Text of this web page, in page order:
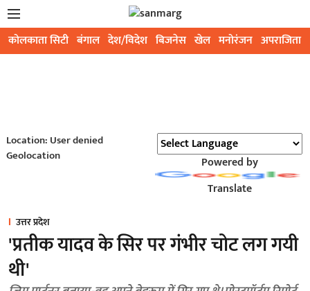
कोलकाता सिटी बंगाल देश/विदेश बिजनेस खेल मनोरंजन अपराजिता
Location: User denied
Geolocation
Powered by
Translate
उत्तर प्रदेश
'प्रतीक यादव के सिर पर गंभीर चोट लग गयी
थी'